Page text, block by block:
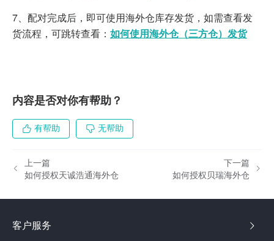
7、配对完成后，即可使用海外仓库存发货，如需查看发
货流程，可跳转查看： 如何使用海外仓（三方仓）发货
内容是否对你有帮助？
有帮助 无帮助
上一篇
如何授权天诚浩通海外仓
下一篇
如何授权贝瑞海外仓
客户服务